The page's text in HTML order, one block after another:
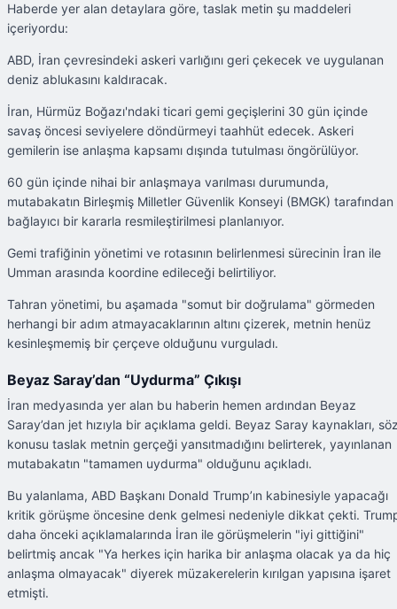
Haberde yer alan detaylara göre, taslak metin şu maddeleri
içeriyordu:
ABD, İran çevresindeki askeri varlığını geri çekecek ve uygulanan
deniz ablukasını kaldıracak.
İran, Hürmüz Boğazı'ndaki ticari gemi geçişlerini 30 gün içinde
savaş öncesi seviyelere döndürmeyi taahhüt edecek. Askeri
gemilerin ise anlaşma kapsamı dışında tutulması öngörülüyor.
60 gün içinde nihai bir anlaşmaya varılması durumunda,
mutabakatın Birleşmiş Milletler Güvenlik Konseyi (BMGK) tarafından
bağlayıcı bir kararla resmileştirilmesi planlanıyor.
Gemi trafiğinin yönetimi ve rotasının belirlenmesi sürecinin İran ile
Umman arasında koordine edileceği belirtiliyor.
Tahran yönetimi, bu aşamada "somut bir doğrulama" görmeden
herhangi bir adım atmayacaklarının altını çizerek, metnin henüz
kesinleşmemiş bir çerçeve olduğunu vurguladı.
Beyaz Saray’dan “Uydurma” Çıkışı
İran medyasında yer alan bu haberin hemen ardından Beyaz
Saray’dan jet hızıyla bir açıklama geldi. Beyaz Saray kaynakları,
konusu taslak metnin gerçeği yansıtmadığını belirterek, yayınlanan
mutabakatın "tamamen uydurma" olduğunu açıkladı.
Bu yalanlama, ABD Başkanı Donald Trump’ın kabinesiyle yapacağı
kritik görüşme öncesine denk gelmesi nedeniyle dikkat çekti.
daha önceki açıklamalarında İran ile görüşmelerin "iyi gittiğini"
belirtmiş ancak "Ya herkes için harika bir anlaşma olacak ya da hiç
anlaşma olmayacak" diyerek müzakerelerin kırılgan yapısına işaret
etmişti.